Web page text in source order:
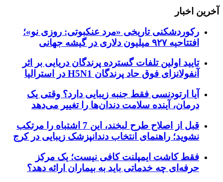
آخرین اخبار
رکوردشکنی تاریخی «مرد عنکبوتی: روزی نو»؛
افتتاحیه ۹۲۷ میلیون دلاری در گیشه جهانی
تایید اولین تلفات گسترده پرندگان دریایی بر اثر
آنفولانزای فوق حاد پرندگان H5N1 در استرالیا
آیا ارتودنسی فقط جنبه زیبایی دارد؟ وقتی یک
درمان، آینده سلامت دندان‌ها را تغییر می‌دهد
قبل از اصلاح طرح لبخند، این 7 اشتباه را مرتکب
نشوید؛ راهنمای انتخاب دندانپزشک زیبایی در کرج
فقط کاشت ایمپلنت کافی نیست؛ یک مرکز
حرفه‌ای چه خدماتی باید به بیماران ارائه دهد؟